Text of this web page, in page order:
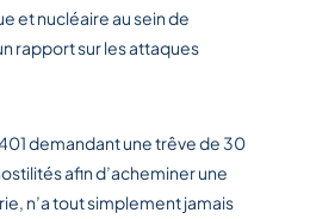
et nucléaire au sein de
rapport sur les attaques
demandant une trêve de 30
afin d’acheminer une
n’a tout simplement jamais